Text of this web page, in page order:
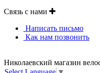
Связь с нами
Написать письмо
Как нам позвонить
Николаевский магазин